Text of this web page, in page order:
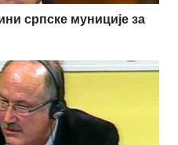
српске муниције за